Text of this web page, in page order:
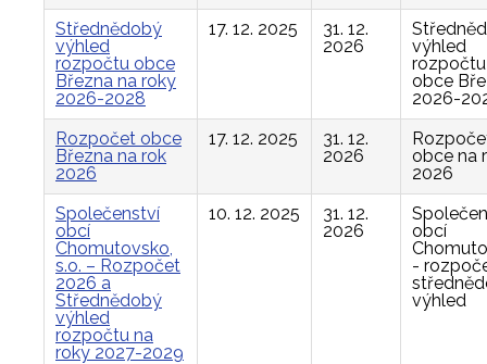
Střednědobý
výhled
rozpočtu obce
Března na roky
2026-2028
17. 12. 2025
31. 12.
2026
výhled
rozpočtu
obce
2026-
Rozpočet obce
Března na rok
2026
17. 12. 2025
31. 12.
2026
obce na
2026
Společenství
obcí
Chomutovsko,
s.o. – Rozpočet
2026 a
Střednědobý
výhled
rozpočtu na
roky 2027-2029
10. 12. 2025
31. 12.
2026
obcí
-
výhled